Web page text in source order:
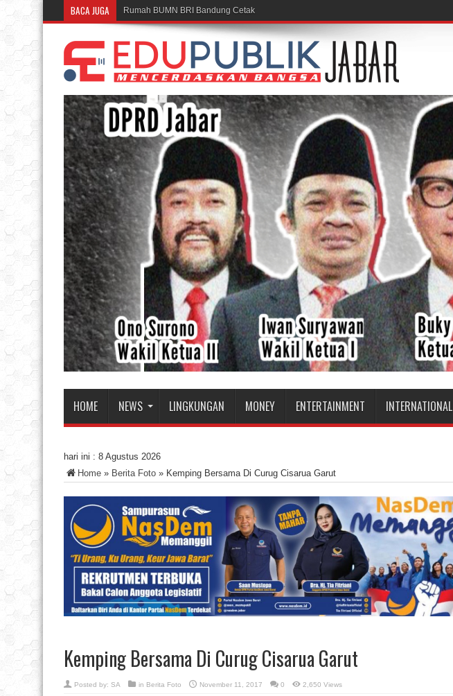
BACA JUGA Rumah BUMN BRI Bandung Cetak UMKM Inspiratif, Acuksae Berbagi Ilmu Wast
HOME NEWS LINGKUNGAN MONEY ENTERTAINMENT INTERNATIONAL
hari ini : 8 Agustus 2026
Home » Berita Foto » Kemping Bersama Di Curug Cisarua Garut
Kemping Bersama Di Curug Cisarua Garut
Posted by: SA in Berita Foto November 11, 2017 0 2,650 Views